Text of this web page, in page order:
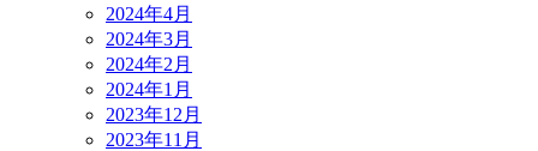
2024年4月
2024年3月
2024年2月
2024年1月
2023年12月
2023年11月